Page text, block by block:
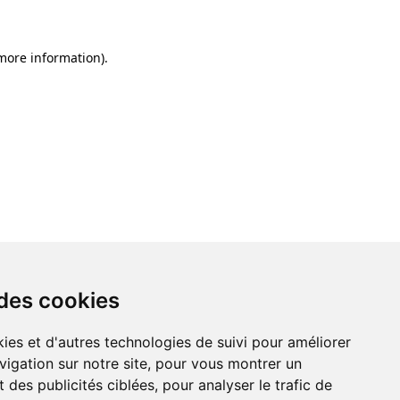
cookies
et d'autres technologies de suivi pour améliorer
sur notre site, pour vous montrer un
des publicités ciblées, pour analyser le trafic de
information).